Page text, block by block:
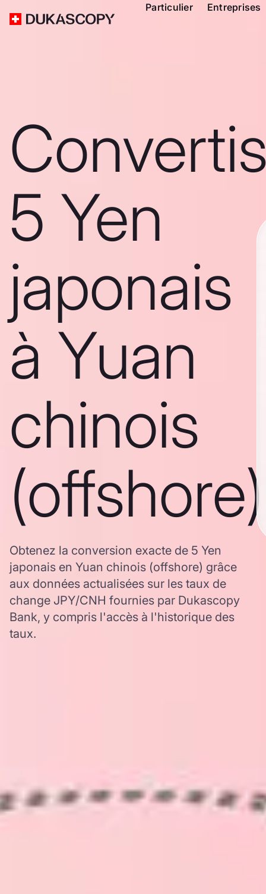
Particulier Entreprises
5 Yen
japonais
à Yuan
chinois
(offshore)
Obtenez la conversion exacte de 5 Yen
japonais en Yuan chinois (offshore) grâce
aux données actualisées sur les taux de
change JPY/CNH fournies par Dukascopy
Bank, y compris l'accès à l'historique des
taux.